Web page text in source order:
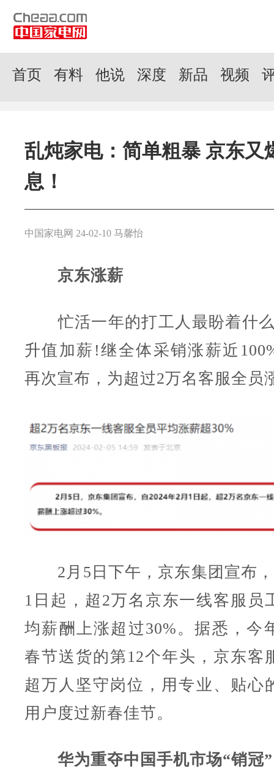
首页 有料 他说 深度 新品 视频
乱炖家电：简单粗暴 京东又
息！
中国家电网 24-02-10 马馨怡
京东涨薪
忙活一年的打工人最盼着什么
升值加薪!继全体采销涨薪近
再次宣布，为超过2万名客服全员
2月5日下午，京东集团宣布，
1日起，超2万名京东一线客服员
均薪酬上涨超过30%。据悉，今
春节送货的第12个年头，京东客
超万人坚守岗位，用专业、贴心
用户度过新春佳节。
华为重夺中国手机市场“销冠”